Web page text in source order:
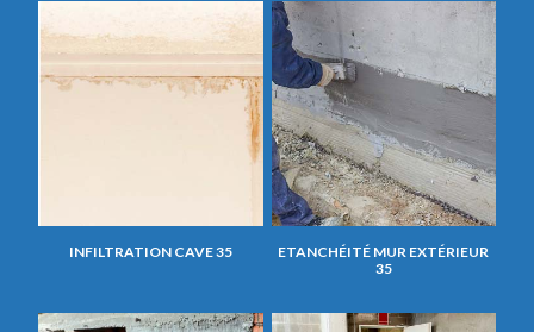
INFILTRATION CAVE 35
ETANCHÉITÉ MUR EXTÉRIEUR
35